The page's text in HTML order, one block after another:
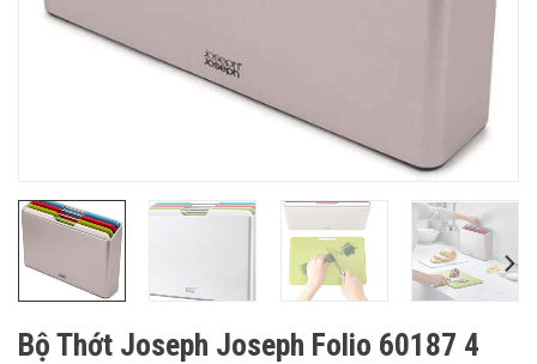
Bộ Thớt Joseph Joseph Folio 60187 4